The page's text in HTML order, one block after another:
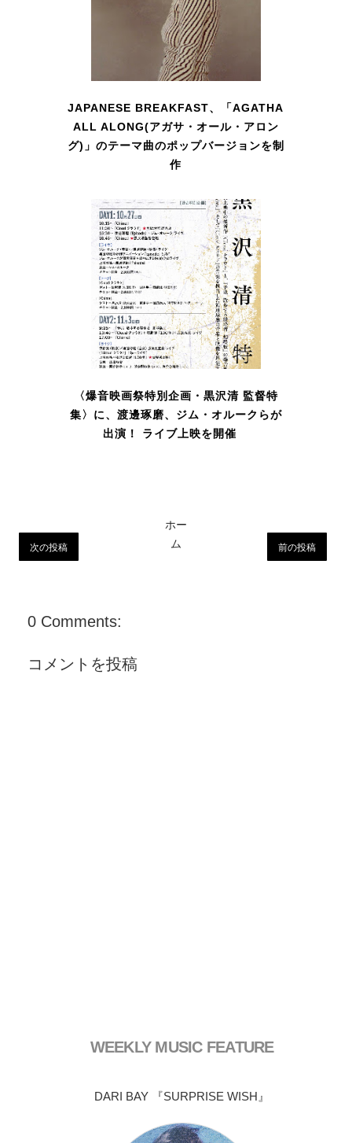
JAPANESE BREAKFAST、「AGATHA
ALL ALONG(アガサ・オール・アロン
グ)」のテーマ曲のポップバージョンを制
作
〈爆音映画祭特別企画・黒沢清 監督特
集〉に、渡邊琢磨、ジム・オルークらが
出演！ ライブ上映を開催
次の投稿 前の投稿
ホー
ム
0 Comments:
コメントを投稿
WEEKLY MUSIC FEATURE
DARI BAY 『SURPRISE WISH』